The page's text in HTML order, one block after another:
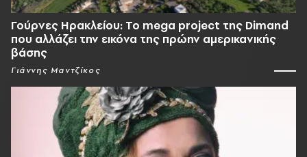
Γούρνες Ηρακλείου: To mega project της Dimand
που αλλάζει την εικόνα της πρώην αμερικανικής
βάσης
Γιάννης Μαντζίκος